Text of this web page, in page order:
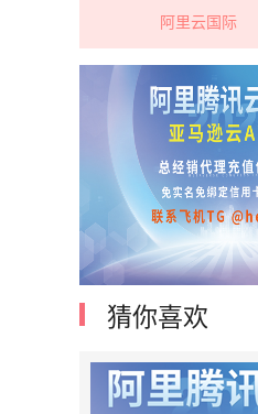
阿里云国际
阿里云腾讯云国际账
猜你喜欢